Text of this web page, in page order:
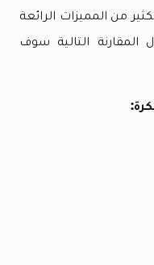
من المميزات الرائعة
المقارنة التالية سوف